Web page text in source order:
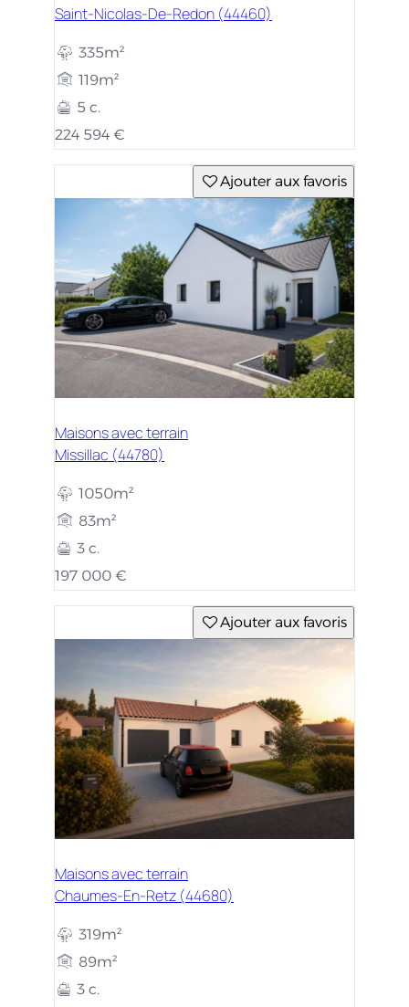
Saint-Nicolas-De-Redon (44460)
335m²
119m²
5 c.
224 594 €
Ajouter aux favoris
Maisons avec terrain
Missillac (44780)
1050m²
83m²
3 c.
197 000 €
Ajouter aux favoris
Maisons avec terrain
Chaumes-En-Retz (44680)
319m²
89m²
3 c.